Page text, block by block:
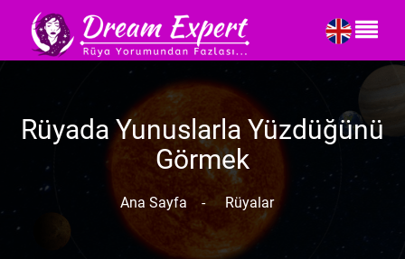
Rüyada Yunuslarla Yüzdüğünü
Görmek
Ana Sayfa - Rüyalar